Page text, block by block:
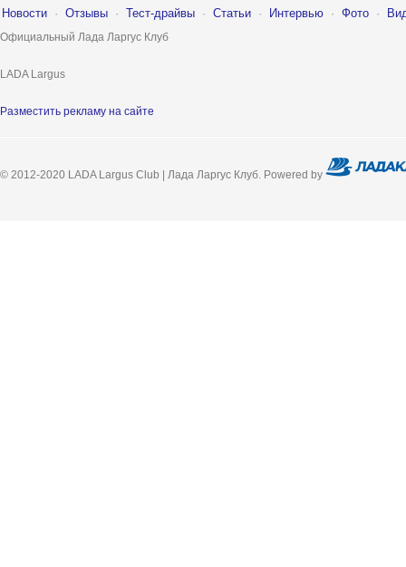
Новости · Отзывы · Тест-драйвы · Статьи · Интервью · Фото ·
Официальный Лада Ларгус Клуб
LADA Largus
Разместить рекламу на сайте
© 2012-2020 LADA Largus Club | Лада Ларгус Клуб. Powered by